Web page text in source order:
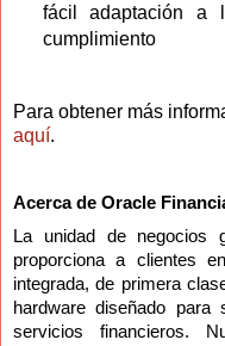
fácil adaptación a
cumplimiento
Para obtener más
aquí.
Acerca de Oracle
La unidad de negocios
proporciona a clientes
integrada, de primera
hardware diseñado para
servicios financieros.